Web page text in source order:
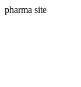
pharma site